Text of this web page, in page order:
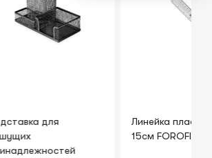
Линейка пластиковая